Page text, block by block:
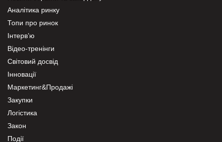
Аналітика ринку
Топи про ринок
Інтерв’ю
Відео-тренінги
Світовий досвід
Інновації
Маркетинг&Продажі
Закупки
Логістика
Закон
Події